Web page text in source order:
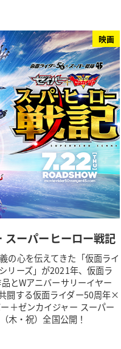
映画
スーパーヒーロー戦記
の心を伝えてきた「仮面ライ
リーズ」が2021年、仮面ラ
とWアニバーサリーイヤー
闘する仮面ライダー50周年×
＋ゼンカイジャー スーパー
木・祝）全国公開！